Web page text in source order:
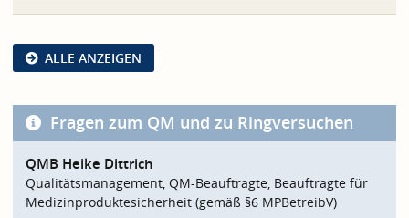
ALLE ANZEIGEN
Fragen zum QM und zu Ringversuchen
QMB Heike Dittrich
Qualitätsmanagement, QM-Beauftragte, Beauftragte für
Medizinproduktesicherheit (gemäß §6 MPBetreibV)